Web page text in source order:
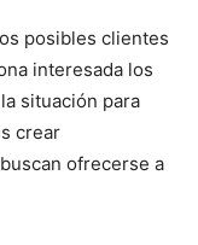
posibles clientes
interesada los
situación para
crear
ofrecerse a